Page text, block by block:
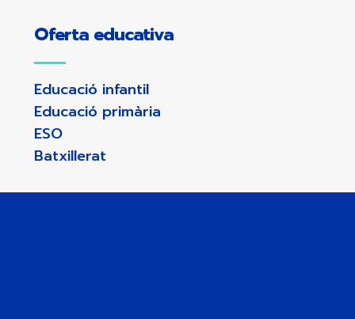
Oferta educativa
Educació infantil
Educació primària
ESO
Batxillerat